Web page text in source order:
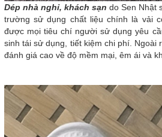
Dép nhà nghỉ, khách sạn do Sen Nhật
trường sử dụng chất liệu chính là vải
được mọi tiêu chí người sử dụng yêu
sinh tái sử dụng, tiết kiệm chi phí. Ngoài
đánh giá cao về độ mềm mại, êm ái và